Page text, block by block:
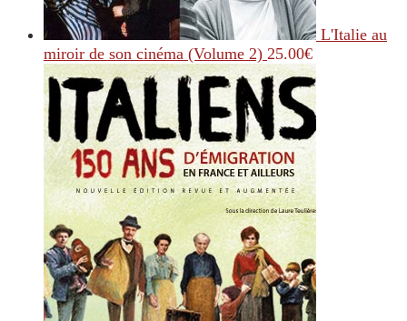
L'Italie au
miroir de son cinéma (Volume 2) 25.00€